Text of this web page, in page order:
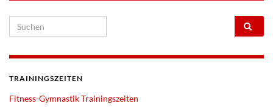
Search for:
TRAININGSZEITEN
Fitness-Gymnastik Trainingszeiten